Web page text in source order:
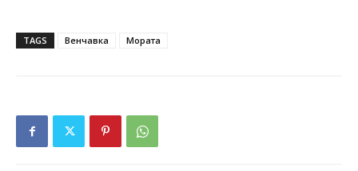
TAGS Венчавка Мората